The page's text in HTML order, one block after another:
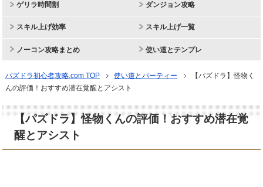
ゲリラ時間割 ダンジョン攻略
スキル上げ効率 スキル上げ一覧
ノーコン攻略まとめ 使い道とテンプレ
パズドラ初心者攻略.com TOP 使い道とパーティー
【パズドラ】怪物く
んの評価！おすすめ潜在覚醒とアシスト
【パズドラ】怪物くんの評価！おすすめ潜在覚
醒とアシスト